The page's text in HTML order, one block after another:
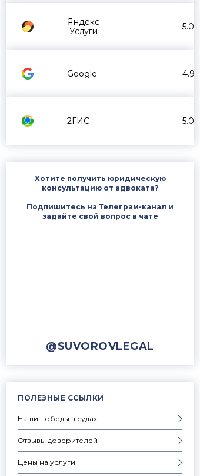
Яндекс
Услуги
5.0
Google 4.9
2ГИС 5.0
Хотите получить юридическую
консультацию от адвоката?
Подпишитесь на Телеграм-канал и
задайте свой вопрос в чате
@SUVOROVLEGAL
ПОЛЕЗНЫЕ ССЫЛКИ
Наши победы в судах
Отзывы доверителей
Цены на услуги